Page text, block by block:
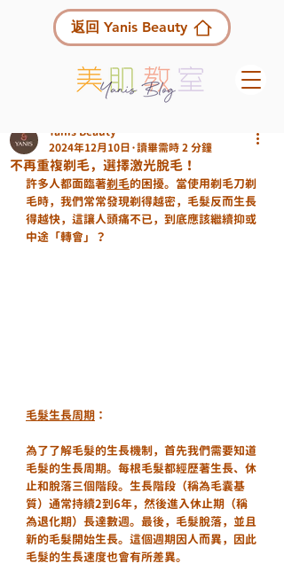
返回 Yanis Beauty
不再重複剃毛，選擇激光脫毛！
Yanis Beauty
2024年12月10日 讀畢需時 2 分鐘
許多人都面臨著剃毛的困擾。當使用剃毛刀剃
毛時，我們常常發現剃得越密，毛髮反而生長
得越快，這讓人頭痛不已，到底應該繼續抑或
中途「轉會」？
毛髮生長周期 ：
為了了解毛髮的生長機制，首先我們需要知道
毛髮的生長周期。每根毛髮都經歷著生長、休
止和脫落三個階段。生長階段（稱為毛囊基
質）通常持續2到6年，然後進入休止期（稱
為退化期）長達數週。最後，毛髮脫落，並且
新的毛髮開始生長。這個週期因人而異，因此
毛髮的生長速度也會有所差異。